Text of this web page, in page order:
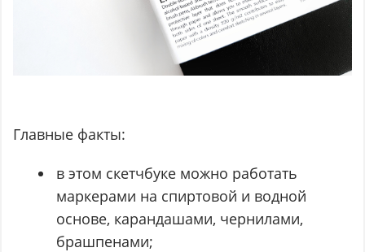
Главные факты:
в этом скетчбуке можно работать
маркерами на спиртовой и водной
основе, карандашами, чернилами,
брашпенами;